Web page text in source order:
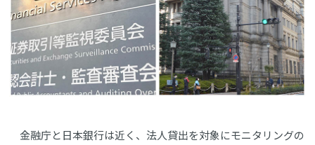
金融庁と日本銀行は近く、法人貸出を対象にモニタリングの